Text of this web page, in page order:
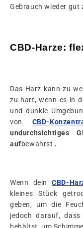
Gebrauch wieder gut
CBD-Harze:
Das Harz kann zu
zu hart, wenn es in
und dunkle
von CBD-
undurchsichtiges
aufbewahrst .
Wenn deinCBD-
kleines Stück
geben, um die
jedoch darauf,